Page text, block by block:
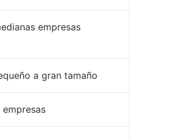
empresas
a gran tamaño